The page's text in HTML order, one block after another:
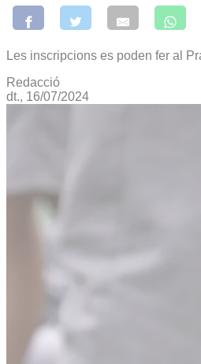
Les inscripcions es poden fer al
Redacció
dt., 16/07/2024